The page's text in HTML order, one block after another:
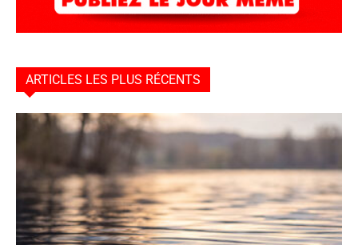
ARTICLES LES PLUS RÉCENTS